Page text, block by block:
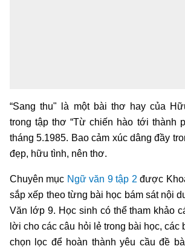
“Sang thu" là một bài thơ hay của
trong tập thơ “Từ chiến hào tới thành
tháng 5.1985. Bao cảm xúc dâng đầy
đẹp, hữu tình, nên thơ.
Chuyên mục Ngữ văn 9 tập 2 được
sắp xếp theo từng bài học bám sát nội
Văn lớp 9. Học sinh có thể tham khảo
lời cho các câu hỏi lẻ trong bài học, các
chọn lọc để hoàn thành yêu cầu đề